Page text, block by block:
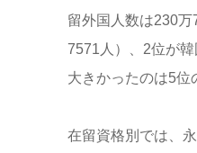
留外国人数は230
7571人）、2位が
大きかったのは5位
在留資格別では、